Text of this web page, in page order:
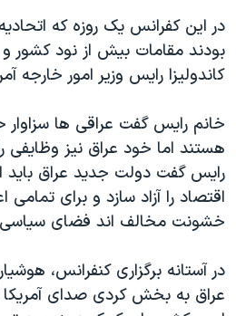
علم و فناوری
اسرائیل در جنگ
آرشیو پخش زنده
رمز مهسا
ورزش زنان در ایران
مجموعه مستندهای دادخواهی
تریبونال مردمی آبان ۹۸
دادگاه حمید نوری
چهل سال گروگان‌گیری
اعتراضات مردمی آبان ۹۸
زبانهای مختلف
در اين کفرانس يک روزه که اتحاديه
بودند مقامات بيش از نود کشور و
کاندوليزا رايس وزير امور خارجه
خانم رايس گفت عراقی ها
هستند اما خود عراق نيز وظايفی
رايس گفت دولت جديد عراق بايد
اقتصاد را آزاد سازد و برای
خشونت مخالف اند فضای سياسی
در آستانه برگزاری کنفرانس،
عراق به بخش کردی صدای آمريکا